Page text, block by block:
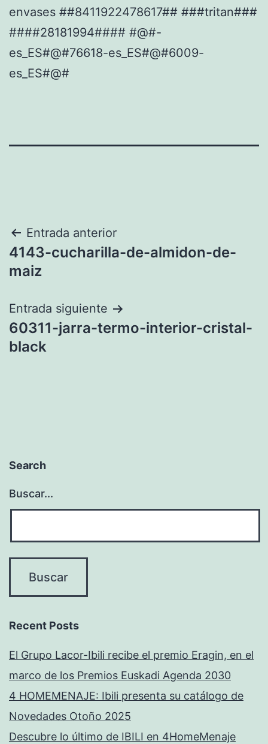
envases ##8411922478617## ###tritan###
####28181994#### #@#-
es_ES#@#76618-es_ES#@#6009-
es_ES#@#
Navegación
de
Entrada anterior
4143-cucharilla-de-almidon-de-
maiz
Entrada siguiente
60311-jarra-termo-interior-cristal-
black
Search
Buscar...
Recent Posts
El Grupo Lacor-Ibili recibe el premio Eragin, en el
marco de los Premios Euskadi Agenda 2030
4 HOMEMENAJE: Ibili presenta su catálogo de
Novedades Otoño 2025
Descubre lo último de IBILI en 4HomeMenaje